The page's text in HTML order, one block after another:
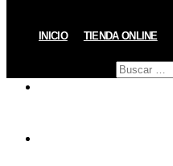
Artesanos
INICIO TIENDA ONLINE